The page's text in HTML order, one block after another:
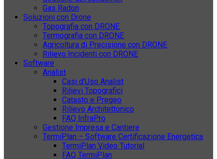
Gas Radon
Soluzioni con Drone
Topografia con DRONE
Termografia con DRONE
Agricoltura di Precisione con DRONE
Rilievo Incidenti con DRONE
Software
Analist
Casi d’Uso Analist
Rilievi Topografici
Catasto e Pregeo
Rilievo Architettonico
FAQ InfraPro
Gestione Impresa e Cantiere
TermiPlan – Software Certificazione Energetica
TermiPlan Video Tutorial
FAQ TermiPlan